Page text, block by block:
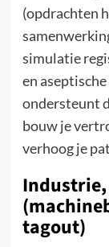
(opdrachten
simulatie
en
ondersteunt
bouw je
verhoog je
tagout)